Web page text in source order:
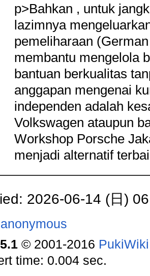
p>Bahkan , untuk
lazimnya
pemeliharaan
membantu mengelola
bantuan berkualitas
anggapan mengenai
independen adalah
Volkswagen ataupun
Workshop Porsche
menjadi alternatif
2026-06-14 (日)
anonymous
© 2001-2016
time: 0.004 sec.